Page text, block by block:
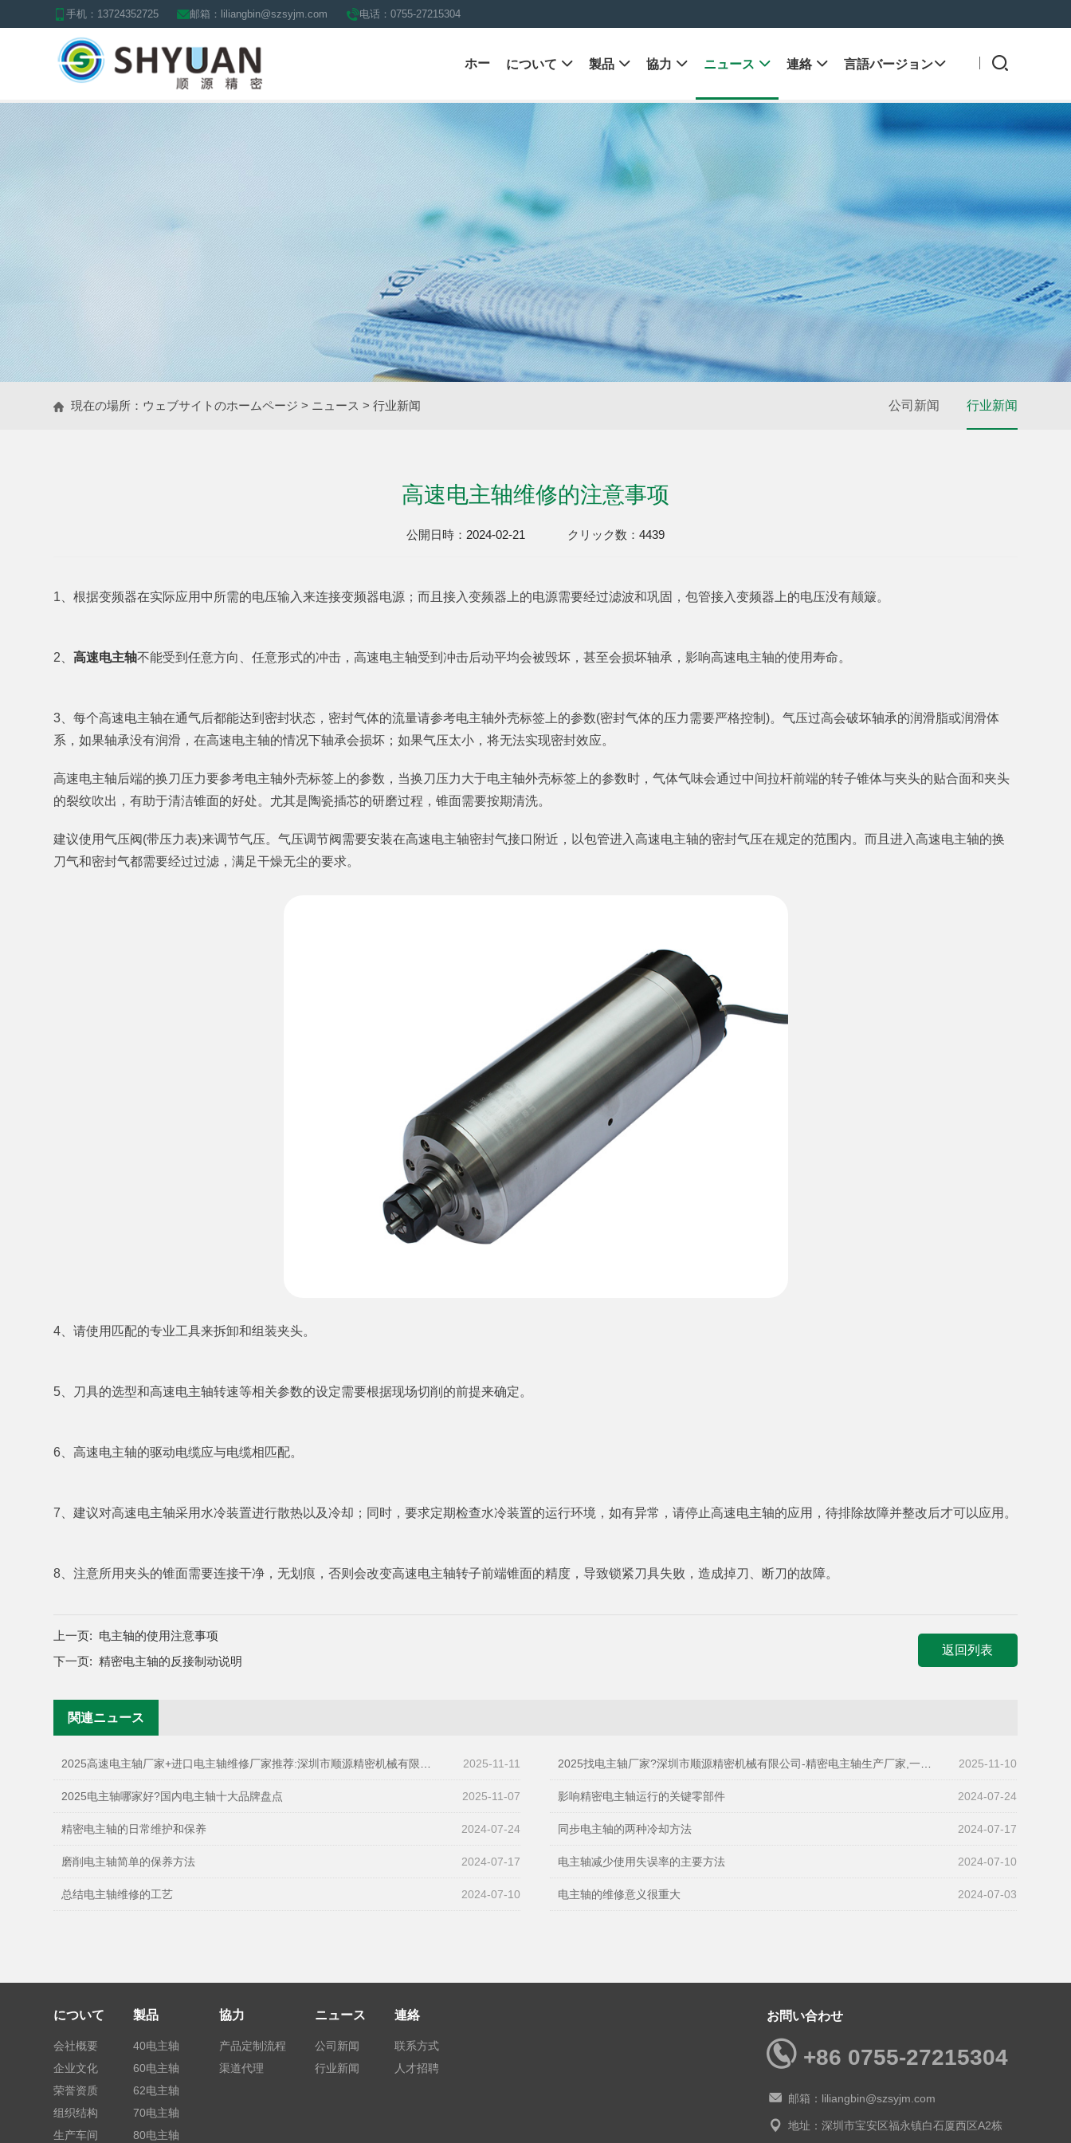
手机：13724352725 邮箱：liliangbin@szsyjm.com 电话：0755-27215304
ホー について  製品  協力  ニュース  連絡  言語バージョン
現在の場所： ウェブサイトのホームページ > ニュース >行业新闻 公司新闻 行业新闻
高速电主轴维修的注意事项
公開日時： 2024-02-21 クリック数： 4439
1、根据变频器在实际应用中所需的电压输入来连接变频器电源；而且接入变频器上的电源需要经过滤波和巩固，包管接入变频器上的电压没有颠簸。
2、高速电主轴不能受到任意方向、任意形式的冲击，高速电主轴受到冲击后动平均会被毁坏，甚至会损坏轴承，影响高速电主轴的使用寿命。
3、每个高速电主轴在通气后都能达到密封状态，密封气体的流量请参考电主轴外壳标签上的参数(密封气体的压力需要严格控制)。气压过高会破坏轴承的润滑脂或润滑体
系，如果轴承没有润滑，在高速电主轴的情况下轴承会损坏；如果气压太小，将无法实现密封效应。
高速电主轴后端的换刀压力要参考电主轴外壳标签上的参数，当换刀压力大于电主轴外壳标签上的参数时，气体气味会通过中间拉杆前端的转子锥体与夹头的贴合面和夹头
的裂纹吹出，有助于清洁锥面的好处。尤其是陶瓷插芯的研磨过程，锥面需要按期清洗。
建议使用气压阀(带压力表)来调节气压。气压调节阀需要安装在高速电主轴密封气接口附近，以包管进入高速电主轴的密封气压在规定的范围内。而且进入高速电主轴的换
刀气和密封气都需要经过过滤，满足干燥无尘的要求。
4、请使用匹配的专业工具来拆卸和组装夹头。
5、刀具的选型和高速电主轴转速等相关参数的设定需要根据现场切削的前提来确定。
6、高速电主轴的驱动电缆应与电缆相匹配。
7、建议对高速电主轴采用水冷装置进行散热以及冷却；同时，要求定期检查水冷装置的运行环境，如有异常，请停止高速电主轴的应用，待排除故障并整改后才可以应用。
8、注意所用夹头的锥面需要连接干净，无划痕，否则会改变高速电主轴转子前端锥面的精度，导致锁紧刀具失败，造成掉刀、断刀的故障。
返回列表
上一页: 电主轴的使用注意事项
下一页:精密电主轴的反接制动说明
関連ニュース
2025-11-11
2025高速电主轴厂家+进口电主轴维修厂家推荐:深圳市顺源精密机械有限公司值得关注 2025-11-10
2025找电主轴厂家?深圳市顺源精密机械有限公司-精密电主轴生产厂家,一站式全搞定
2025-11-07
2025电主轴哪家好?国内电主轴十大品牌盘点 2024-07-24
影响精密电主轴运行的关键零部件
2024-07-24
精密电主轴的日常维护和保养 2024-07-17
同步电主轴的两种冷却方法
2024-07-17
磨削电主轴简单的保养方法 2024-07-10
电主轴减少使用失误率的主要方法
2024-07-10
总结电主轴维修的工艺 2024-07-03
电主轴的维修意义很重大
について
会社概要
企业文化
荣誉资质
组织结构
生产车间
製品
40电主轴
60电主轴
62电主轴
70电主轴
80电主轴
協力
产品定制流程
渠道代理
ニュース
公司新闻
行业新闻
連絡
联系方式
人才招聘
お問い合わせ
+86 0755-27215304
邮箱：liliangbin@szsyjm.com
地址：深圳市宝安区福永镇白石厦西区A2栋